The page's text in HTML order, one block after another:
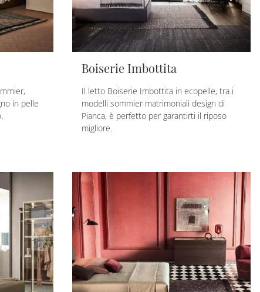
in pelle
Boiserie Imbottita
Il letto Boiserie Imbottita in ecopelle, tra i
modelli sommier matrimoniali design di
Pianca, è perfetto per garantirti il riposo
migliore.